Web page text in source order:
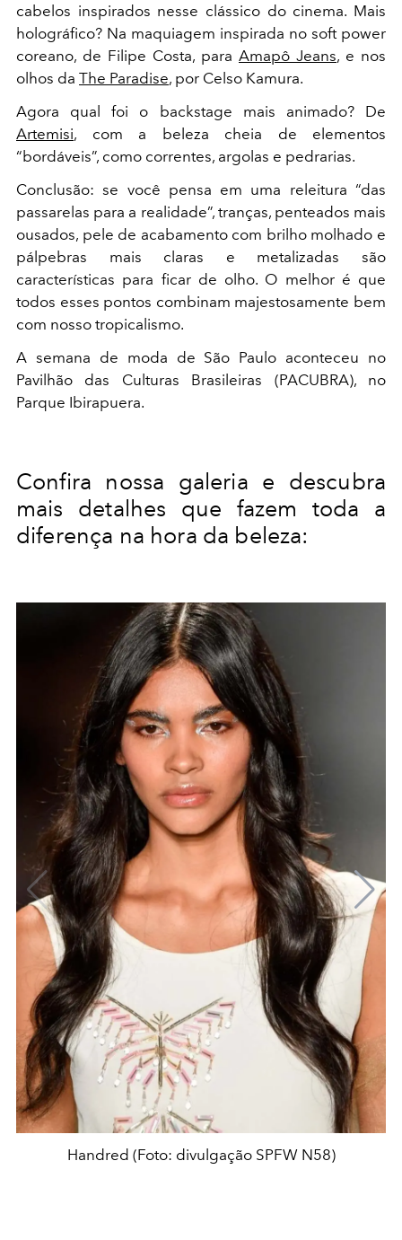
cabelos inspirados nesse clássico do cinema. Mais
holográfico? Na maquiagem inspirada no soft power
coreano, de Filipe Costa, para Amapô Jeans, e nos
olhos da The Paradise, por Celso Kamura.
Agora qual foi o backstage mais animado? De
Artemisi, com a beleza cheia de elementos
“bordáveis”, como correntes, argolas e pedrarias.
Conclusão: se você pensa em uma releitura “das
passarelas para a realidade”, tranças, penteados mais
ousados, pele de acabamento com brilho molhado e
pálpebras mais claras e metalizadas são
características para ficar de olho. O melhor é que
todos esses pontos combinam majestosamente bem
com nosso tropicalismo.
A semana de moda de São Paulo aconteceu no
Pavilhão das Culturas Brasileiras (PACUBRA), no
Parque Ibirapuera.
Confira nossa galeria e descubra
mais detalhes que fazem toda a
diferença na hora da beleza:
Handred (Foto: divulgação SPFW N58)